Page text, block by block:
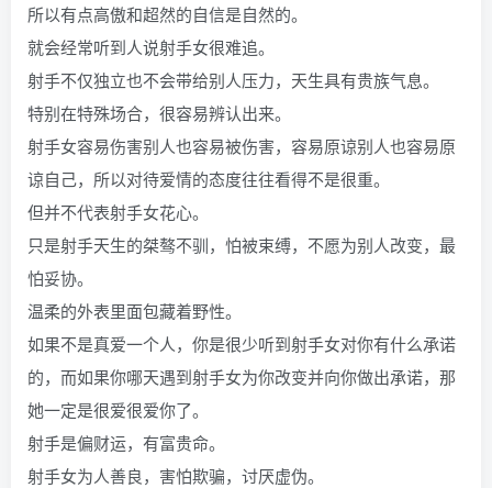
所以有点高傲和超然的自信是自然的。
就会经常听到人说射手女很难追。
射手不仅独立也不会带给别人压力，天生具有贵族气息。
特别在特殊场合，很容易辨认出来。
射手女容易伤害别人也容易被伤害，容易原谅别人也容易原
谅自己，所以对待爱情的态度往往看得不是很重。
但并不代表射手女花心。
只是射手天生的桀骜不驯，怕被束缚，不愿为别人改变，最
怕妥协。
温柔的外表里面包藏着野性。
如果不是真爱一个人，你是很少听到射手女对你有什么承诺
的，而如果你哪天遇到射手女为你改变并向你做出承诺，那
她一定是很爱很爱你了。
射手是偏财运，有富贵命。
射手女为人善良，害怕欺骗，讨厌虚伪。